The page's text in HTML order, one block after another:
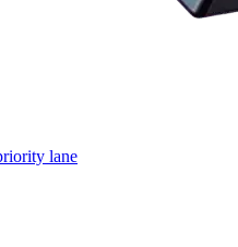
lane